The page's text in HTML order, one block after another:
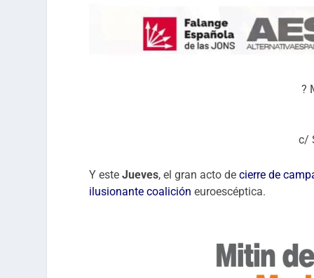
?
c/
Y esteJueves, el gran acto decierre de
ilusionante coalición euroescéptica.